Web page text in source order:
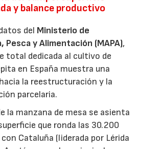
y balance productivo
del Ministerio de
Pesca y Alimentación (MAPA),
total dedicada al cultivo de
en España muestra una
la reestructuración y la
parcelaria.
la manzana de mesa se asienta
que ronda las 30.200
Cataluña (liderada por Lérida